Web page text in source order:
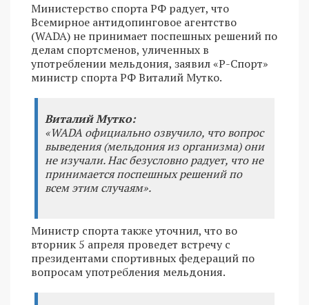
Министерство спорта РФ радует, что
Всемирное антидопинговое агентство
(WADA) не принимает поспешных решений по
делам спортсменов, уличенных в
употреблении мельдония, заявил «Р-Спорт»
министр спорта РФ Виталий Мутко.
Виталий Мутко:
«WADA официально озвучило, что вопрос
выведения (мельдония из организма) они
не изучали. Нас безусловно радует, что не
принимается поспешных решений по
всем этим случаям».
Министр спорта также уточнил, что во
вторник 5 апреля проведет встречу с
президентами спортивных федераций по
вопросам употребления мельдония.